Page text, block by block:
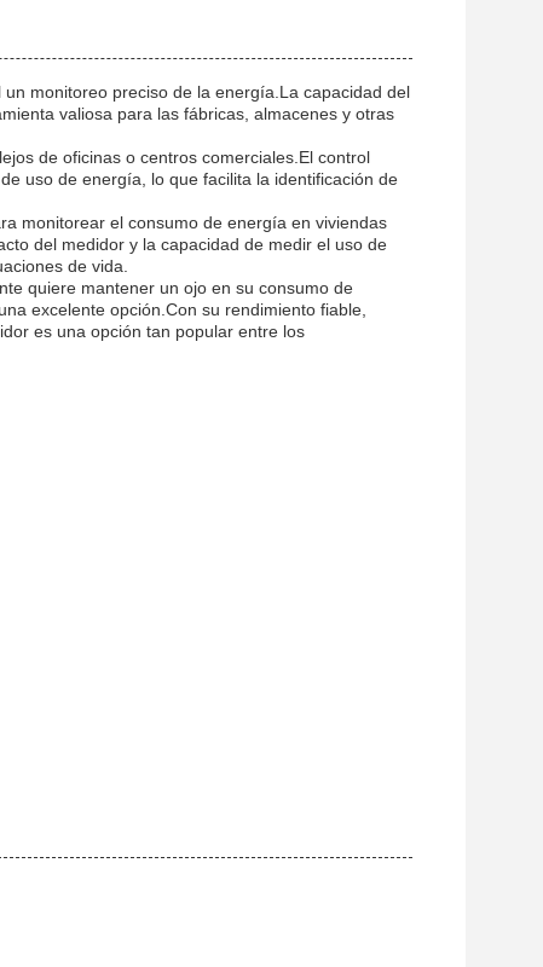
monitoreo preciso de la energía.La capacidad del
valiosa para las fábricas, almacenes y otras
de oficinas o centros comerciales.El control
uso de energía, lo que facilita la identificación de
monitorear el consumo de energía en viviendas
del medidor y la capacidad de medir el uso de
de vida.
quiere mantener un ojo en su consumo de
excelente opción.Con su rendimiento fiable,
es una opción tan popular entre los